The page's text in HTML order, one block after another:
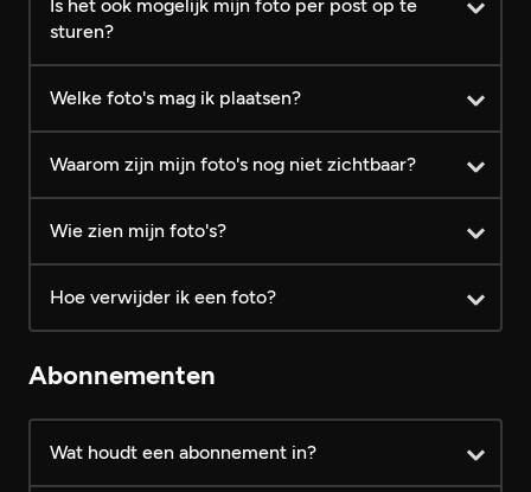
Is het ook mogelijk mijn foto per post op te
sturen?
Welke foto's mag ik plaatsen?
Waarom zijn mijn foto's nog niet zichtbaar?
Wie zien mijn foto's?
Hoe verwijder ik een foto?
Abonnementen
Wat houdt een abonnement in?